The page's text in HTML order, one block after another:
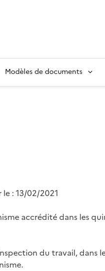
Modèles de documents
le : 13/02/2021
accrédité dans les
du travail, dans